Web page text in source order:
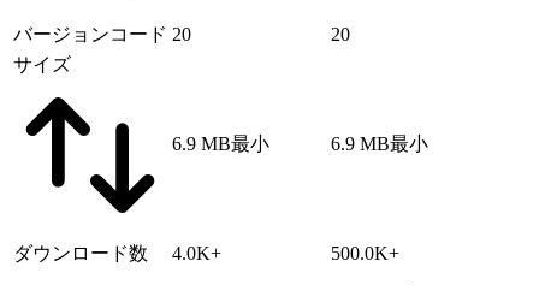
バージョンコード 20
20
サイズ
6.9 MB最小 6.9 MB最小
ダウンロード数 4.0K+ 500.0K+